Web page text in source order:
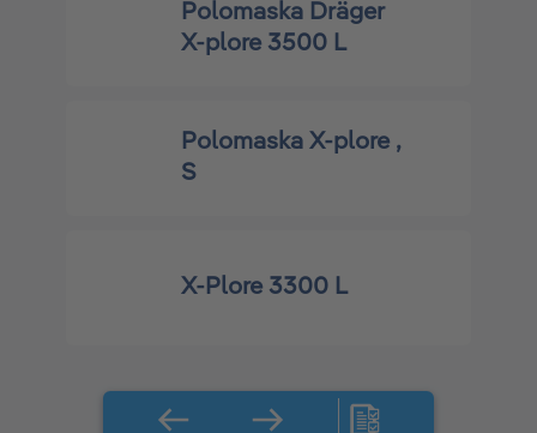
Polomaska Dräger
X-plore 3500 L
Polomaska X-plore ,
S
X-Plore 3300 L